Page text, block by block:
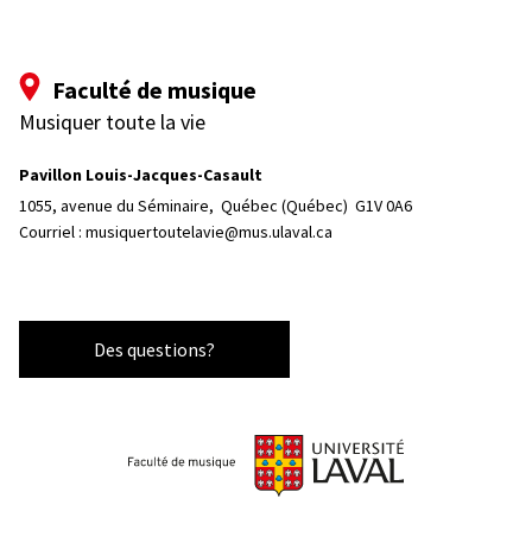
Faculté de musique
Musiquer toute la vie
Pavillon Louis-Jacques-Casault
1055, avenue du Séminaire, Québec (Québec)  G1V 0A6
Courriel : musiquertoutelavie@mus.ulaval.ca
Des questions?